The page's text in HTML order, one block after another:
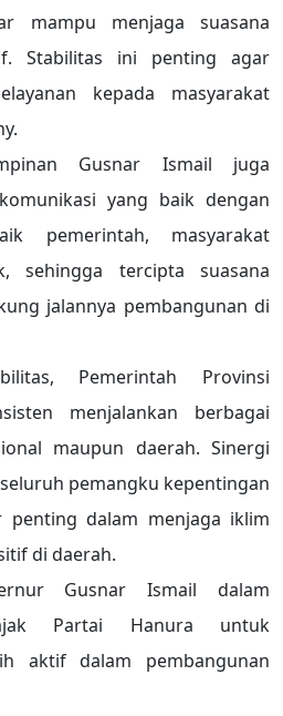
mampu menjaga suasana
Stabilitas ini penting agar
kepada masyarakat
Gusnar Ismail juga
yang baik dengan
pemerintah, masyarakat
sehingga tercipta suasana
jalannya pembangunan di
Pemerintah Provinsi
menjalankan berbagai
maupun daerah. Sinergi
pemangku kepentingan
dalam menjaga iklim
di daerah.
Gusnar Ismail dalam
Partai Hanura untuk
aktif dalam pembangunan